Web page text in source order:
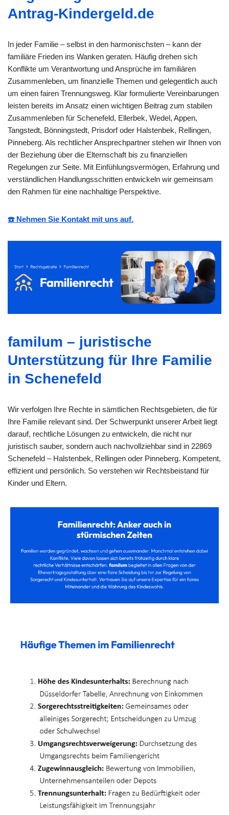
Antrag-Kindergeld.de
In jeder Familie – selbst in den harmonischsten – kann der
familiäre Frieden ins Wanken geraten. Häufig drehen sich
Konflikte um Verantwortung und Ansprüche im familiären
Zusammenleben, um finanzielle Themen und gelegentlich auch
um einen fairen Trennungsweg. Klar formulierte Vereinbarungen
leisten bereits im Ansatz einen wichtigen Beitrag zum stabilen
Zusammenleben für Schenefeld, Ellerbek, Wedel, Appen,
Tangstedt, Bönningstedt, Prisdorf oder Halstenbek, Rellingen,
Pinneberg. Als rechtlicher Ansprechpartner stehen wir Ihnen von
der Beziehung über die Elternschaft bis zu finanziellen
Regelungen zur Seite. Mit Einfühlungsvermögen, Erfahrung und
verständlichen Handlungsschritten entwickeln wir gemeinsam
den Rahmen für eine nachhaltige Perspektive.
☎️ Nehmen Sie Kontakt mit uns auf.
familum – juristische
Unterstützung für Ihre Familie
in Schenefeld
Wir verfolgen Ihre Rechte in sämtlichen Rechtsgebieten, die für
Ihre Familie relevant sind. Der Schwerpunkt unserer Arbeit liegt
darauf, rechtliche Lösungen zu entwickeln, die nicht nur
juristisch sauber, sondern auch nachvollziehbar sind in 22869
Schenefeld – Halstenbek, Rellingen oder Pinneberg. Kompetent,
effizient und persönlich. So verstehen wir Rechtsbeistand für
Kinder und Eltern.